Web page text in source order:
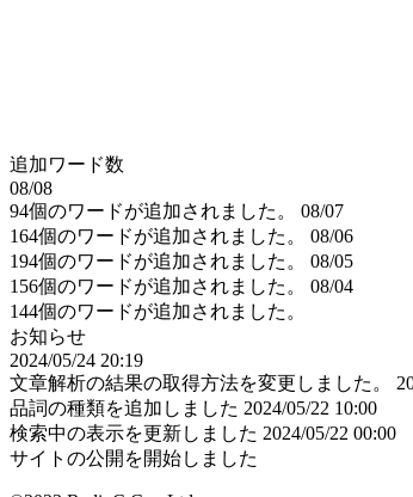
追加ワード数
08/08
94個のワードが追加されました。
08/07
164個のワードが追加されました。
08/06
194個のワードが追加されました。
08/05
156個のワードが追加されました。
08/04
144個のワードが追加されました。
お知らせ
2024/05/24 20:19
文章解析の結果の取得方法を変更しました。
品詞の種類を追加しました 2024/05/22 10:00
検索中の表示を更新しました 2024/05/22 00:00
サイトの公開を開始しました